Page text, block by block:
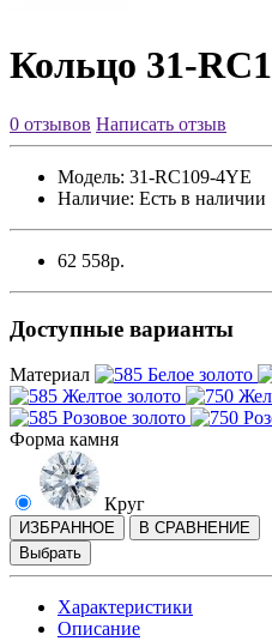
Кольцо 31-
0 отзывов Написать отзыв
Модель: 31-RC109-4YE
Наличие: Есть в наличии
62 558р.
Доступные варианты
Материал
Форма камня
Круг
ИЗБРАННОЕ
В СРАВНЕНИЕ
Выбрать
Характеристики
Описание